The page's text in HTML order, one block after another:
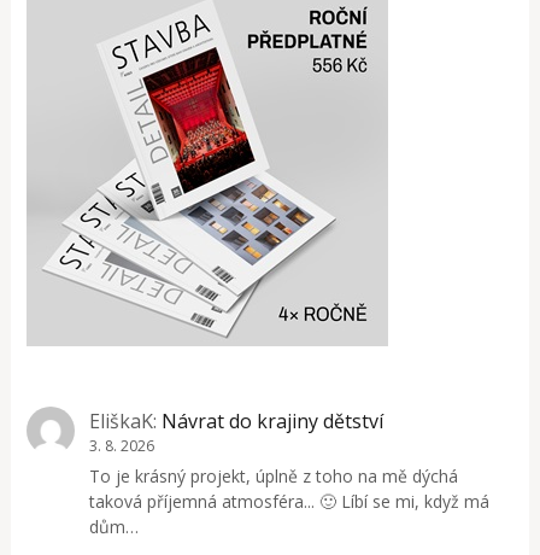
EliškaK: Návrat do krajiny dětství
3. 8. 2026
To je krásný projekt, úplně z toho na mě dýchá
taková příjemná atmosféra... 🙂 Líbí se mi, když má
dům…